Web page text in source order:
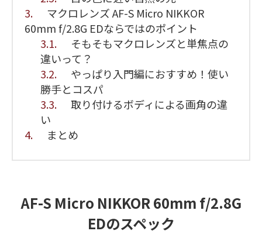
3.
マクロレンズ AF-S Micro NIKKOR
60mm f/2.8G EDならではのポイント
3.1.
そもそもマクロレンズと単焦点の
違いって？
3.2.
やっぱり入門編におすすめ！使い
勝手とコスパ
3.3.
取り付けるボディによる画角の違
い
4.
まとめ
AF-S Micro NIKKOR 60mm f/2.8G
EDのスペック